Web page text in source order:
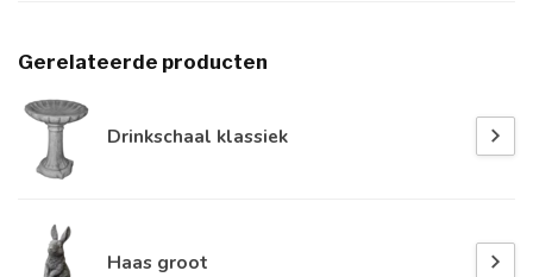
Gerelateerde producten
Drinkschaal klassiek
Haas groot